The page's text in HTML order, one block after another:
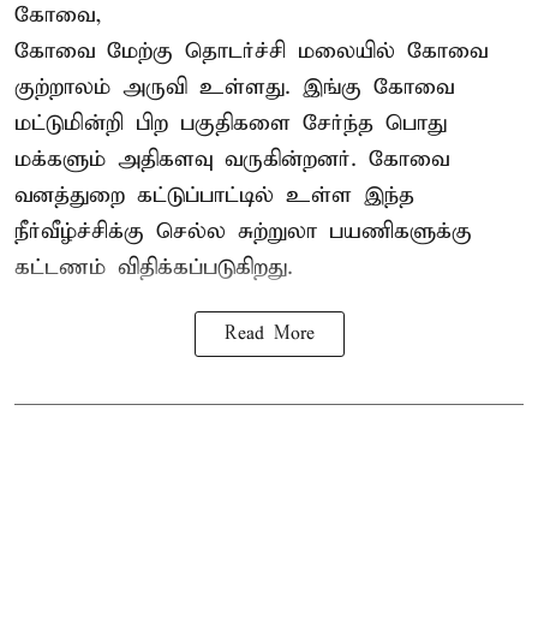
கோவை,
கோவை மேற்கு தொடர்ச்சி மலையில் கோவை
குற்றாலம் அருவி உள்ளது. இங்கு கோவை
மட்டுமின்றி பிற பகுதிகளை சேர்ந்த பொது
மக்களும் அதிகளவு வருகின்றனர். கோவை
வனத்துறை கட்டுப்பாட்டில் உள்ள இந்த
நீர்வீழ்ச்சிக்கு செல்ல சுற்றுலா பயணிகளுக்கு
கட்டணம் விதிக்கப்படுகிறது.
Read More